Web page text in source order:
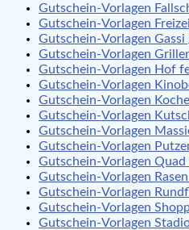
Gutschein-Vorlagen
Gutschein-Vorlagen
Gutschein-Vorlagen Gassi
Gutschein-Vorlagen
Gutschein-Vorlagen Hof
Gutschein-Vorlagen
Gutschein-Vorlagen
Gutschein-Vorlagen
Gutschein-Vorlagen
Gutschein-Vorlagen
Gutschein-Vorlagen Quad
Gutschein-Vorlagen
Gutschein-Vorlagen
Gutschein-Vorlagen
Gutschein-Vorlagen